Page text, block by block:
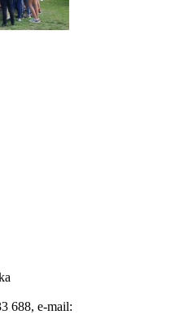
688, e-mail: